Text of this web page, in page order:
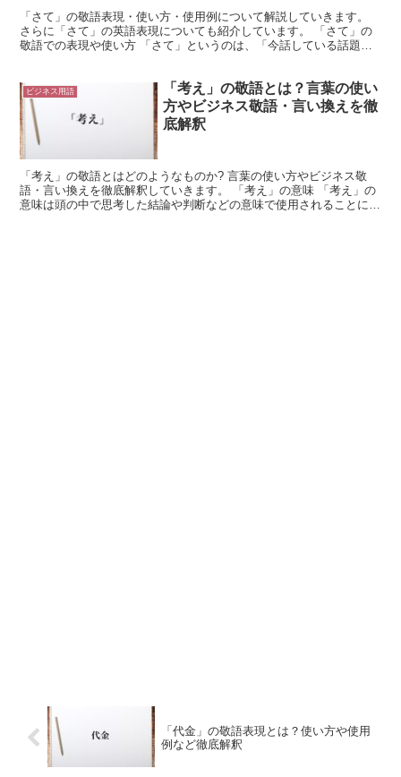
「さて」の敬語表現・使い方・使用例について解説していきます。
さらに「さて」の英語表現についても紹介しています。 「さて」の
敬語での表現や使い方 「さて」というのは、「今話している話題と
ビジネス用語
「考え」の敬語とは？言葉の使い
方やビジネス敬語・言い換えを徹
底解釈
「考え」の敬語とはどのようなものか? 言葉の使い方やビジネス敬
語・言い換えを徹底解釈していきます。 「考え」の意味 「考え」の
意味は頭の中で思考した結論や判断などの意味で使用されることにな
「代金」の敬語表現とは？使い方や使用
例など徹底解釈